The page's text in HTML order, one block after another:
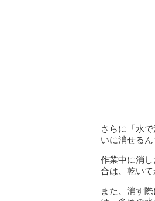
さらに「水
いに消せるん
作業中に消
合は、乾いて
また、消す